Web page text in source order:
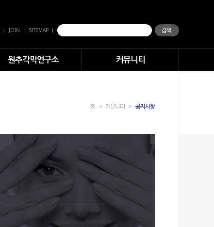
JOIN SITEMAP
원추각막연구소 커뮤니티
홈 > 커뮤니티 > 공지사항